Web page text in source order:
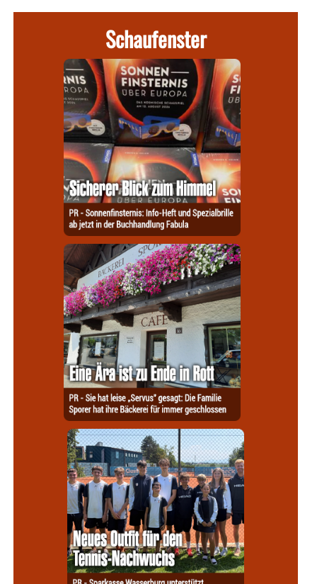
Schaufenster